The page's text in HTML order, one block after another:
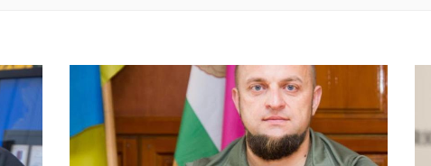
Як виглядає майбутній
підземний онкоцентр у Харкові
23 липня, 2026 - 17:51